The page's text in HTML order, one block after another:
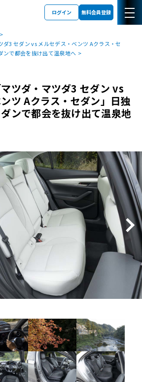
ログイン 無料会員登録
ダ3 セダン vs メルセデス・ベンツ Aクラス・セ
ンで都会を抜け出て温泉地へ
マツダ・マツダ3 セダン vs
ツ Aクラス・セダン」日独
ンで都会を抜け出て温泉地